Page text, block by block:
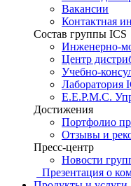
Вакансии
Контактная
Состав группы ICS
Инженерно-
Центр
Учебно-
Лаборатория
E.E.P.M.C.
Достижения
Портфолио
Отзывы и
Пресс-центр
Новости
Презентация о